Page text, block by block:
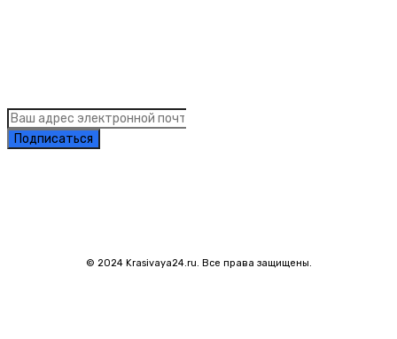
Подписаться
© 2024 Krasivaya24.ru. Все права защищены.